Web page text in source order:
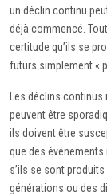
un déclin continu
déjà commencé.
certitude qu’ils se
futurs simplement «
Les déclins
peuvent être
ils doivent être
que des
s’ils se sont
générations ou des